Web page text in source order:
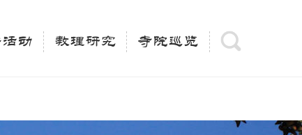
$description =
动 教理研究 寺院巡览